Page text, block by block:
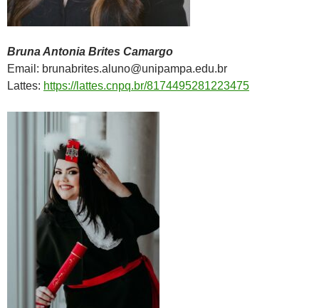
Bruna Antonia Brites Camargo
Email: brunabrites.aluno@unipampa.edu.br
Lattes: https://lattes.cnpq.br/8174495281223475